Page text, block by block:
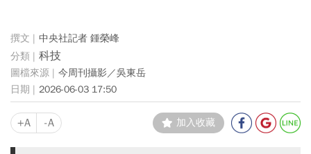
中央社記者 鍾榮峰
科技
今周刊攝影／吳東岳
2026-06-03 17:50
+A -A 加入收藏